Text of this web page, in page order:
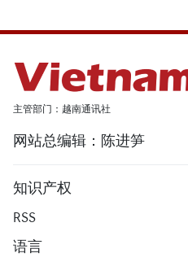
主管部门：越南通讯社
网站总编辑：陈进笋
知识产权
RSS
语言